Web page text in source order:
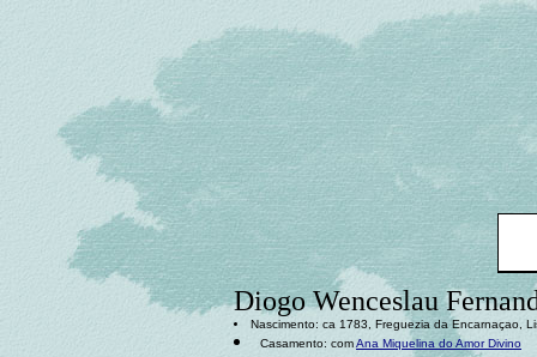
Diogo Wenceslau
Nascimento: ca 1783, Freguezia da Encarnaçao,
Casamento: comAna Miquelina do Amor Divino